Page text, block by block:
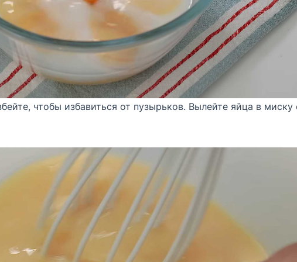
чтобы избавиться от пузырьков. Вылейте яйца в миску